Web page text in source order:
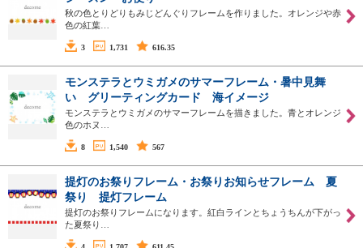
秋の色とりどりもみじどんぐりフレームを作りました。オレンジや赤
色の紅葉…
3 1,731 616.35
モンステラとウミガメのサマーフレーム・暑中見舞
い グリーティングカード 海イメージ
モンステラとウミガメのサマーフレームを描きました。青とオレンジ
色のホヌ…
8 1,540 567
提灯のお祭りフレーム・お祭りお知らせフレーム 夏
祭り 提灯フレーム
提灯のお祭りフレームになります。紅白ラインとちょうちんが下がっ
た夏祭り…